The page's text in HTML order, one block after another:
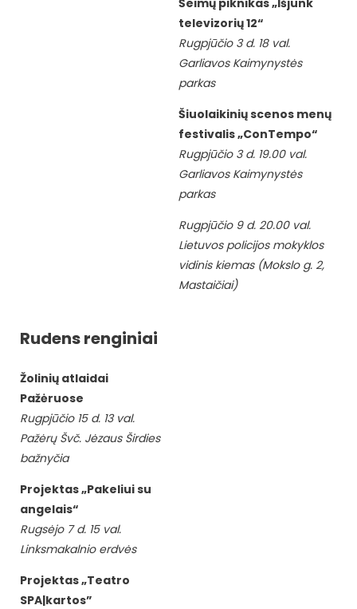
Šeimų piknikas „Išjunk
televizorių 12“
Rugpjūčio 3 d. 18 val.
Garliavos Kaimynystės
parkas
Šiuolaikinių scenos menų
festivalis „ConTempo“
Rugpjūčio 3 d. 19.00 val.
Garliavos Kaimynystės
parkas
Rugpjūčio 9 d. 20.00 val.
Lietuvos policijos mokyklos
vidinis kiemas (Mokslo g. 2,
Mastaičiai)
Rudens renginiai
Žolinių atlaidai
Pažėruose
Rugpjūčio 15 d. 13 val.
Pažėrų Švč. Jėzaus Širdies
bažnyčia
Projektas „Pakeliui su
angelais“
Rugsėjo 7 d. 15 val.
Linksmakalnio erdvės
Projektas „Teatro
SPA|kartos”